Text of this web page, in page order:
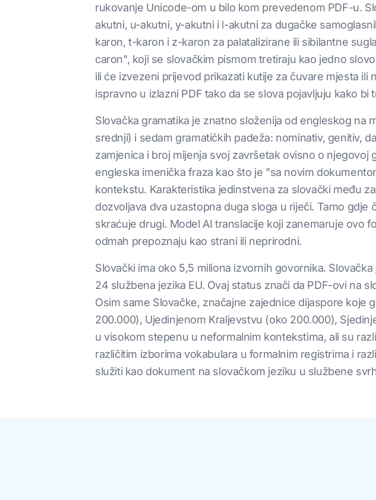
rukovanje Unicode-om u bilo kom prevedenom PDF-u.
akutni, u-akutni, y-akutni i l-akutni za dugačke
karon, t-karon i z-karon za palatalizirane ili sibilantne
caron", koji se slovačkim pismom tretiraju kao jedno
ili će izvezeni prijevod prikazati kutije za čuvare mjesta
ispravno u izlazni PDF tako da se slova pojavljuju kako
Slovačka gramatika je znatno složenija od engleskog na
srednji) i sedam gramatičkih padeža: nominativ, genitiv,
zamjenica i broj mijenja svoj završetak ovisno o
engleska imenička fraza kao što je "sa novim
kontekstu. Karakteristika jedinstvena za slovački među
dozvoljava dva uzastopna duga sloga u riječi. Tamo
skraćuje drugi. Model AI translacije koji zanemaruje ovo
odmah prepoznaju kao strani ili neprirodni.
Slovački ima oko 5,5 miliona izvornih govornika.
24 službena jezika EU. Ovaj status znači da PDF-ovi na
Osim same Slovačke, značajne zajednice dijaspore koje
200.000), Ujedinjenom Kraljevstvu (oko 200.000),
u visokom stepenu u neformalnim kontekstima, ali su
različitim izborima vokabulara u formalnim registrima i
služiti kao dokument na slovačkom jeziku u službene